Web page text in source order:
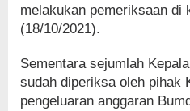
melakukan pemeriksaan di
(18/10/2021).
Sementara sejumlah
sudah diperiksa oleh pihak
pengeluaran anggaran